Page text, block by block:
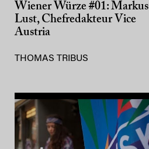
Wiener Würze #01: Markus
Lust, Chefredakteur Vice
Austria
THOMAS TRIBUS